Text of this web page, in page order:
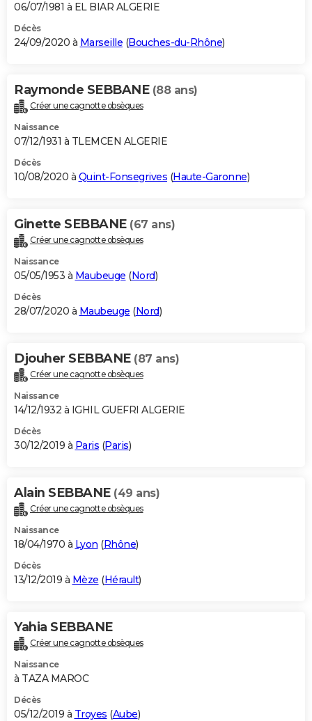
06/07/1981 à EL BIAR ALGERIE
Décès
24/09/2020 à Marseille (Bouches-du-Rhône)
Raymonde SEBBANE (88 ans)
Créer une cagnotte obsèques
Naissance
07/12/1931 à TLEMCEN ALGERIE
Décès
10/08/2020 à Quint-Fonsegrives (Haute-Garonne)
Ginette SEBBANE (67 ans)
Créer une cagnotte obsèques
Naissance
05/05/1953 à Maubeuge (Nord)
Décès
28/07/2020 à Maubeuge (Nord)
Djouher SEBBANE (87 ans)
Créer une cagnotte obsèques
Naissance
14/12/1932 à IGHIL GUEFRI ALGERIE
Décès
30/12/2019 à Paris (Paris)
Alain SEBBANE (49 ans)
Créer une cagnotte obsèques
Naissance
18/04/1970 à Lyon (Rhône)
Décès
13/12/2019 à Mèze (Hérault)
Yahia SEBBANE
Créer une cagnotte obsèques
Naissance
à TAZA MAROC
Décès
05/12/2019 à Troyes (Aube)